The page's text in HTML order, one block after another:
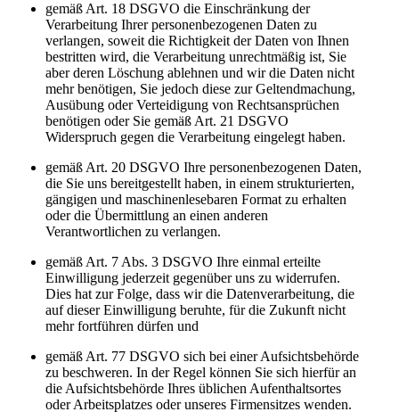
gemäß Art. 18 DSGVO die Einschränkung der
Verarbeitung Ihrer personenbezogenen Daten zu
verlangen, soweit die Richtigkeit der Daten von Ihnen
bestritten wird, die Verarbeitung unrechtmäßig ist, Sie
aber deren Löschung ablehnen und wir die Daten nicht
mehr benötigen, Sie jedoch diese zur Geltendmachung,
Ausübung oder Verteidigung von Rechtsansprüchen
benötigen oder Sie gemäß Art. 21 DSGVO
Widerspruch gegen die Verarbeitung eingelegt haben.
gemäß Art. 20 DSGVO Ihre personenbezogenen Daten,
die Sie uns bereitgestellt haben, in einem strukturierten,
gängigen und maschinenlesebaren Format zu erhalten
oder die Übermittlung an einen anderen
Verantwortlichen zu verlangen.
gemäß Art. 7 Abs. 3 DSGVO Ihre einmal erteilte
Einwilligung jederzeit gegenüber uns zu widerrufen.
Dies hat zur Folge, dass wir die Datenverarbeitung, die
auf dieser Einwilligung beruhte, für die Zukunft nicht
mehr fortführen dürfen und
gemäß Art. 77 DSGVO sich bei einer Aufsichtsbehörde
zu beschweren. In der Regel können Sie sich hierfür an
die Aufsichtsbehörde Ihres üblichen Aufenthaltsortes
oder Arbeitsplatzes oder unseres Firmensitzes wenden.